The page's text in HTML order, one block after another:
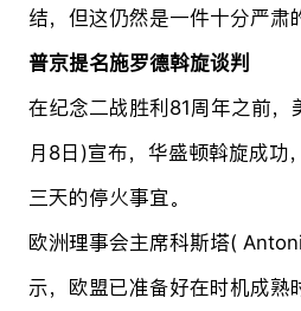
结，但这仍然是一件十分严肃
普京提名施罗德斡旋谈判
在纪念二战胜利81周年之前，
月8日)宣布，华盛顿斡旋成功
三天的停火事宜。
欧洲理事会主席科斯塔(
示，欧盟已准备好在时机成熟